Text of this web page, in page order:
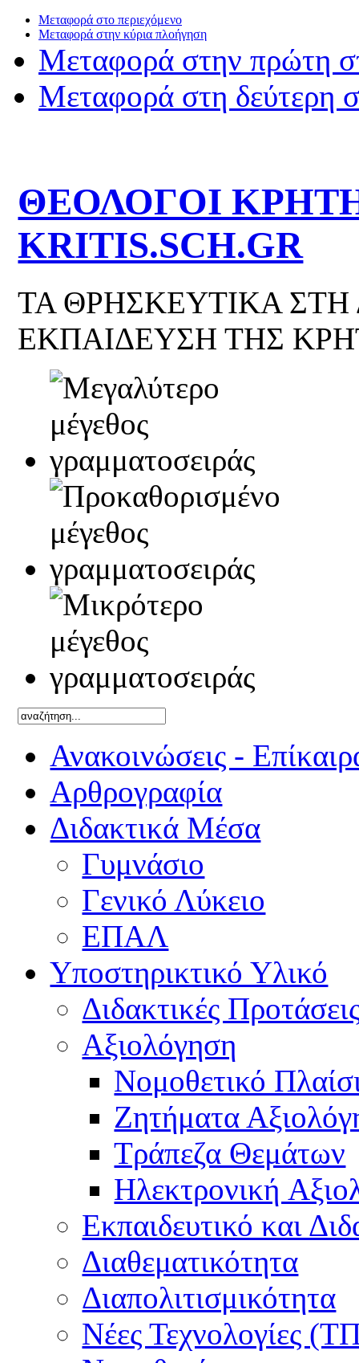
Μεταφορά στο περιεχόμενο
Μεταφορά στην κύρια πλοήγηση
Μεταφορά στην πρώτη
Μεταφορά στη δεύτερη
ΘΕΟΛΟΓΟΙ
KRITIS.SCH.GR
ΤΑ ΘΡΗΣΚΕΥΤΙΚΑ
ΕΚΠΑΙΔΕΥΣΗ ΤΗΣ
Ανακοινώσεις -
Αρθρογραφία
Διδακτικά Μέσα
Γυμνάσιο
Γενικό Λύκειο
ΕΠΑΛ
Υποστηρικτικό Υλικό
Διδακτικές
Αξιολόγηση
Νομοθετικό
Ζητήματα
Τράπεζα Θεμάτων
Hλεκτρονική
Εκπαιδευτικό και
Διαθεματικότητα
Διαπολιτισμικότητα
Νέες Τεχνολογίες